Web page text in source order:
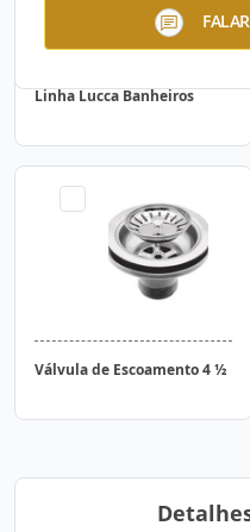
Linha Lucca Banheiros
Válvula de Escoamento 4 ½